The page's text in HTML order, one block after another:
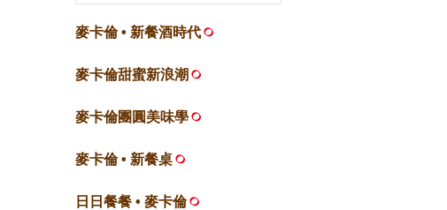
麥卡倫 • 新餐酒時代
麥卡倫甜蜜新浪潮
麥卡倫團圓美味學
麥卡倫 • 新餐桌
日日餐餐 • 麥卡倫